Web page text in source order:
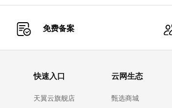
免费备案
快速入口
天翼云旗舰店
云网生态
甄选商城